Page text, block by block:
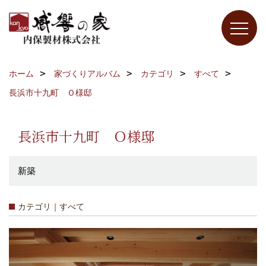
ホーム 家づくりアルバム カテゴリ
すべて
長浜市十九町 Ｏ様邸
長浜市十九町 Ｏ様邸
新築
カテゴリ｜すべて